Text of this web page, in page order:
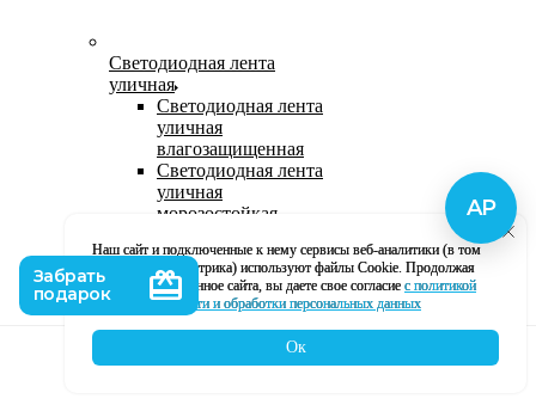
Светодиодная лента
уличная
Светодиодная лента
уличная
влагозащищенная
Светодиодная лента
уличная
морозостойкая
светодиодная лента
220В
Светодиодная лента
уличная в силиконе
Наш сайт и подключенные к нему сервисы веб-аналитики (в том
числе, Яндекс Метрика) используют файлы Cookie. Продолжая
использование данное сайта, вы даете свое согласие с политикой
кофиденциальности и обработки персональных данных
Ок